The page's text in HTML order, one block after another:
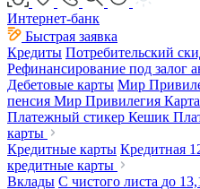
Интернет-банк
Быстрая заявка
Кредиты Потребительский
Рефинансирование под залог
Дебетовые карты Мир
пенсия Мир Привилегия
Платежный стикер Кешик
карты
Кредитные карты Кредитная
кредитные карты
Вклады С чистого листа до